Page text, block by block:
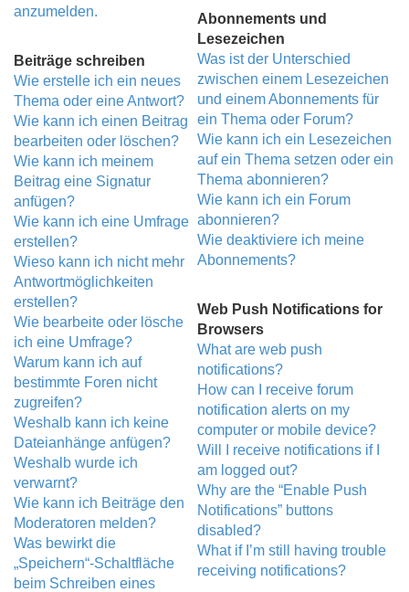
anzumelden.
Beiträge schreiben
Wie erstelle ich ein neues
Thema oder eine Antwort?
Wie kann ich einen Beitrag
bearbeiten oder löschen?
Wie kann ich meinem
Beitrag eine Signatur
anfügen?
Wie kann ich eine Umfrage
erstellen?
Wieso kann ich nicht mehr
Antwortmöglichkeiten
erstellen?
Wie bearbeite oder lösche
ich eine Umfrage?
Warum kann ich auf
bestimmte Foren nicht
zugreifen?
Weshalb kann ich keine
Dateianhänge anfügen?
Weshalb wurde ich
verwarnt?
Wie kann ich Beiträge den
Moderatoren melden?
Was bewirkt die
„Speichern“-Schaltfläche
beim Schreiben eines
Abonnements und
Lesezeichen
Was ist der Unterschied
zwischen einem Lesezeichen
und einem Abonnements für
ein Thema oder Forum?
Wie kann ich ein Lesezeichen
auf ein Thema setzen oder ein
Thema abonnieren?
Wie kann ich ein Forum
abonnieren?
Wie deaktiviere ich meine
Abonnements?
Web Push Notifications for
Browsers
What are web push
notifications?
How can I receive forum
notification alerts on my
computer or mobile device?
Will I receive notifications if I
am logged out?
Why are the “Enable Push
Notifications” buttons
disabled?
What if I’m still having trouble
receiving notifications?